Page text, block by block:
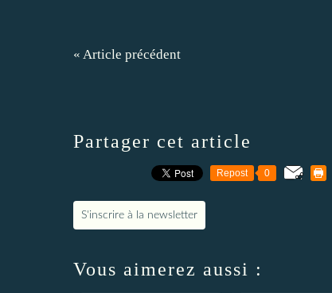
« Article précédent
Partager cet article
Repost 0
S'inscrire à la newsletter
Vous aimerez aussi :